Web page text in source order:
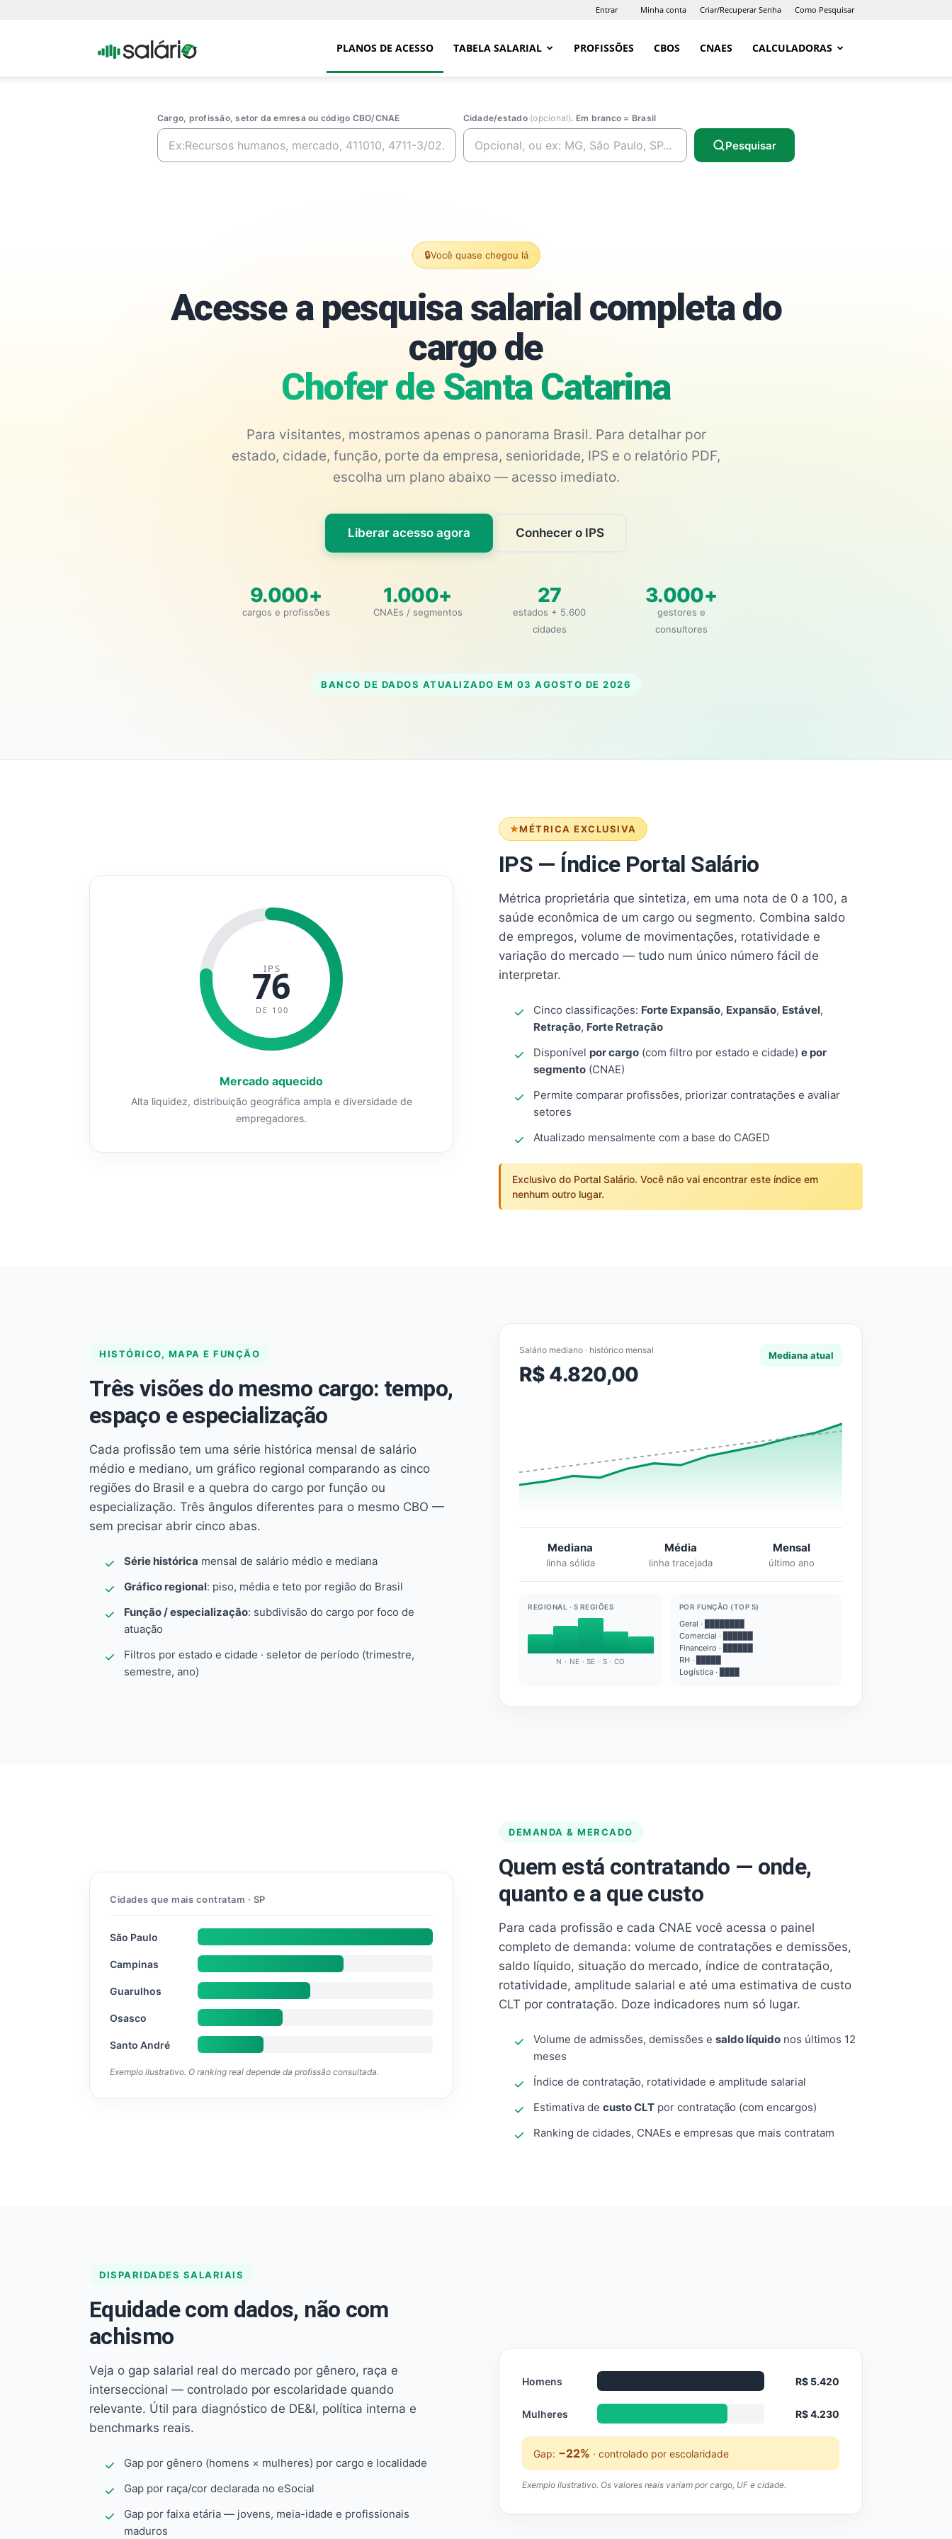
Entrar Minha conta Criar/Recuperar Senha Como Pesquisar
Portal PLANOS DE ACESSO TABELA SALARIAL PROFISSÕES CBOS CNAES CALCULADORAS
Cargo, profissão, setor da emresa ou código CBO/CNAE Cidade/estado (opcional). Em branco = Brasil
Pesquisar
🔒Você quase chegou lá
Acesse a pesquisa salarial completa do
cargo de
Chofer de Santa Catarina
Para visitantes, mostramos apenas o panorama Brasil. Para detalhar por
estado, cidade, função, porte da empresa, senioridade, IPS e o relatório PDF,
escolha um plano abaixo — acesso imediato.
Liberar acesso agora Conhecer o IPS
9.000+
cargos e profissões
1.000+
CNAEs / segmentos
27
estados + 5.600
cidades
3.000+
gestores e
consultores
BANCO DE DADOS ATUALIZADO EM 03 AGOSTO DE 2026
MÉTRICA EXCLUSIVA
IPS — Índice Portal Salário
Métrica proprietária que sintetiza, em uma nota de 0 a 100, a
saúde econômica de um cargo ou segmento. Combina saldo
de empregos, volume de movimentações, rotatividade e
variação do mercado — tudo num único número fácil de
interpretar.
Cinco classificações: Forte Expansão, Expansão, Estável,
Retração, Forte Retração
Disponível por cargo (com filtro por estado e cidade) e por
segmento (CNAE)
Permite comparar profissões, priorizar contratações e avaliar
setores
Atualizado mensalmente com a base do CAGED
Exclusivo do Portal Salário. Você não vai encontrar este índice em
nenhum outro lugar.
IPS
76
DE 100
Mercado aquecido
Alta liquidez, distribuição geográfica ampla e diversidade de
empregadores.
HISTÓRICO, MAPA E FUNÇÃO
Três visões do mesmo cargo: tempo,
espaço e especialização
Cada profissão tem uma série histórica mensal de salário
médio e mediano, um gráfico regional comparando as cinco
regiões do Brasil e a quebra do cargo por função ou
especialização. Três ângulos diferentes para o mesmo CBO —
sem precisar abrir cinco abas.
Série histórica mensal de salário médio e mediana
Gráfico regional: piso, média e teto por região do Brasil
Função / especialização: subdivisão do cargo por foco de
atuação
Filtros por estado e cidade · seletor de período (trimestre,
semestre, ano)
Salário mediano · histórico mensal
R$ 4.820,00
Mediana atual
Mediana
linha sólida
Média
linha tracejada
Mensal
último ano
REGIONAL · 5 REGIÕES
N · NE · SE · S · CO
POR FUNÇÃO (TOP 5)
Geral · ████████
Comercial · ██████
Financeiro · ██████
RH · █████
Logística · ████
DEMANDA & MERCADO
Quem está contratando — onde,
quanto e a que custo
Para cada profissão e cada CNAE você acessa o painel
completo de demanda: volume de contratações e demissões,
saldo líquido, situação do mercado, índice de contratação,
rotatividade, amplitude salarial e até uma estimativa de custo
CLT por contratação. Doze indicadores num só lugar.
Volume de admissões, demissões e saldo líquido nos últimos 12
meses
Índice de contratação, rotatividade e amplitude salarial
Estimativa de custo CLT por contratação (com encargos)
Ranking de cidades, CNAEs e empresas que mais contratam
Cidades que mais contratam · SP
São Paulo
Campinas
Guarulhos
Osasco
Santo André
Exemplo ilustrativo. O ranking real depende da profissão consultada.
DISPARIDADES SALARIAIS
Equidade com dados, não com
achismo
Veja o gap salarial real do mercado por gênero, raça e
interseccional — controlado por escolaridade quando
relevante. Útil para diagnóstico de DE&I, política interna e
benchmarks reais.
Gap por gênero (homens × mulheres) por cargo e localidade
Gap por raça/cor declarada no eSocial
Gap por faixa etária — jovens, meia-idade e profissionais
maduros
Homens R$ 5.420
Mulheres R$ 4.230
Gap: −22% · controlado por escolaridade
Exemplo ilustrativo. Os valores reais variam por cargo, UF e cidade.